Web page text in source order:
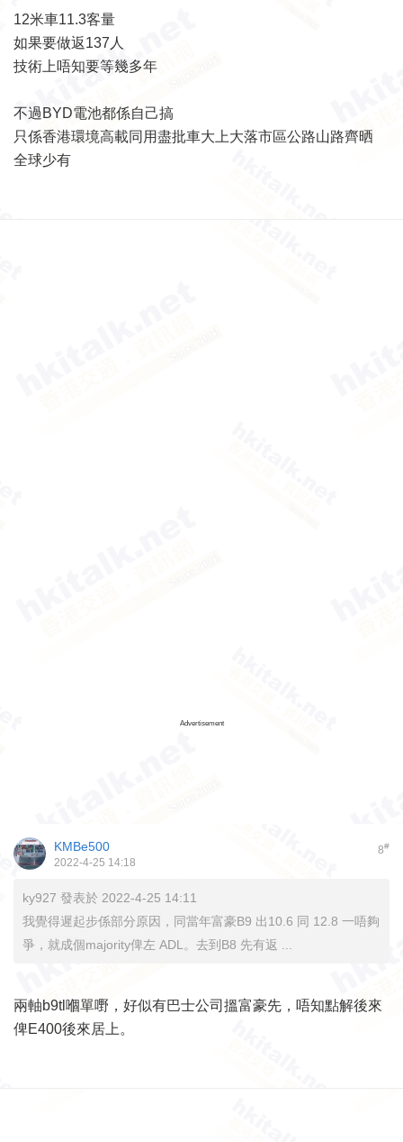
12米車11.3客量
如果要做返137人
技術上唔知要等幾多年
不過BYD電池都係自己搞
只係香港環境高載同用盡批車大上大落市區公路山路齊晒
全球少有
Advertisement
8#
KMBe500
2022-4-25 14:18
ky927 發表於 2022-4-25 14:11
我覺得遲起步係部分原因，同當年富豪B9 出10.6 同 12.8 一唔夠
爭，就成個majority俾左 ADL。去到B8 先有返 ...
兩軸b9tl嗰單嘢，好似有巴士公司搵富豪先，唔知點解後來
俾E400後來居上。